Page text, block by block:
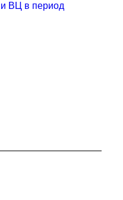
и ВЦ в период